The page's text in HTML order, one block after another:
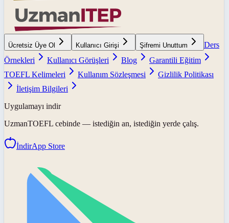
Ücretsiz Üye Ol Kullanıcı Girişi Şifremi Unuttum
Ders
Örnekleri
Kullanıcı Görüşleri Blog
Garantili Eğitim
TOEFL Kelimeleri
Kullanım Sözleşmesi
Gizlilik Politikası
İletişim Bilgileri
Uygulamayı indir
UzmanTOEFL cebinde — istediğin an, istediğin yerde çalış.
İndirApp Store